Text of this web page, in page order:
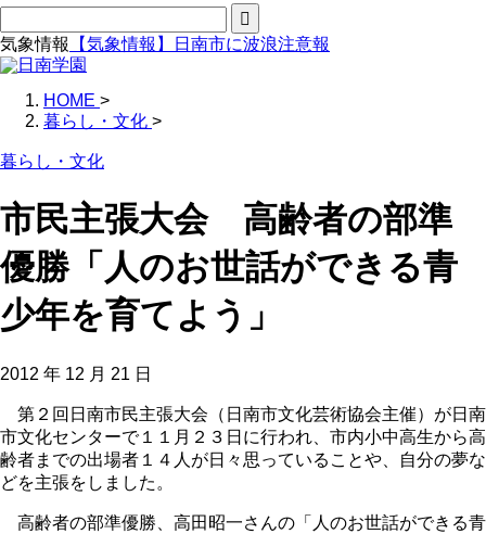
気象情報 【気象情報】日南市に波浪注意報
HOME >
暮らし・文化 >
暮らし・文化
市民主張大会 高齢者の部準
優勝「人のお世話ができる青
少年を育てよう」
2012 年 12 月 21 日
第２回日南市民主張大会（日南市文化芸術協会主催）が日南
市文化センターで１１月２３日に行われ、市内小中高生から高
齢者までの出場者１４人が日々思っていることや、自分の夢な
どを主張をしました。
高齢者の部準優勝、高田昭一さんの「人のお世話ができる青